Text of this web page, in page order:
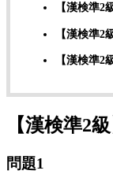
【漢検準
【漢検準
【漢検準
【漢検準2
問題1